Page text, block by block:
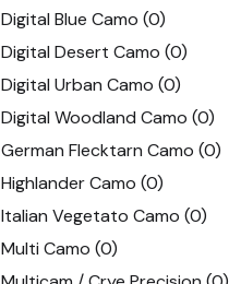
Digital Blue Camo (0)
Digital Desert Camo (0)
Digital Urban Camo (0)
Digital Woodland Camo (0)
German Flecktarn Camo (0)
Highlander Camo (0)
Italian Vegetato Camo (0)
Multi Camo (0)